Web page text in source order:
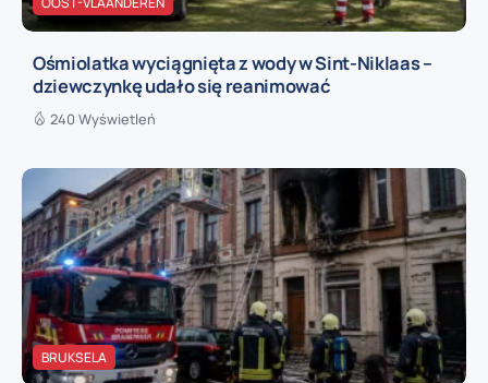
Ośmiolatka wyciągnięta z wody w Sint-Niklaas –
dziewczynkę udało się reanimować
240 Wyświetleń
BRUKSELA